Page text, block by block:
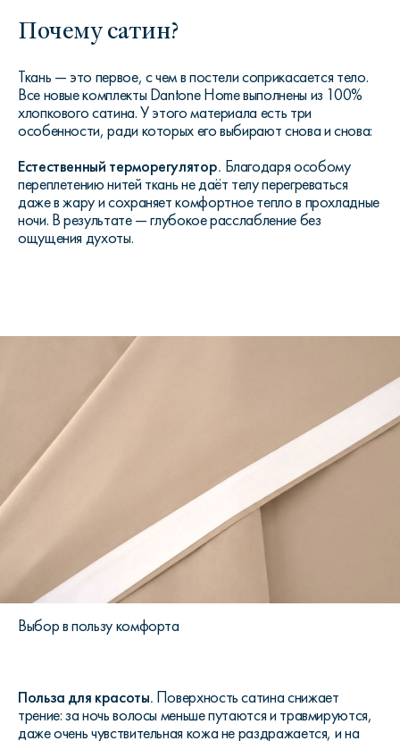
Почему сатин?
Ткань — это первое, с чем в постели соприкасается тело.
Все новые комплекты Dantone Home выполнены из 100%
хлопкового сатина. У этого материала есть три
особенности, ради которых его выбирают снова и снова:
Естественный терморегулятор. Благодаря особому
переплетению нитей ткань не даёт телу перегреваться
даже в жару и сохраняет комфортное тепло в прохладные
ночи. В результате — глубокое расслабление без
ощущения духоты.
Выбор в пользу комфорта
Польза для красоты. Поверхность сатина снижает
трение: за ночь волосы меньше путаются и травмируются,
даже очень чувствительная кожа не раздражается, и на